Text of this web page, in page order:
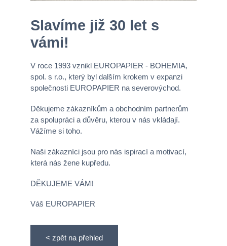
Slavíme již 30 let s
vámi!
V roce 1993 vznikl EUROPAPIER - BOHEMIA,
spol. s r.o., který byl dalším krokem v expanzi
společnosti EUROPAPIER na severovýchod.
Děkujeme zákazníkům a obchodním partnerům
za spolupráci a důvěru, kterou v nás vkládají.
Vážíme si toho.
Naši zákazníci jsou pro nás ispirací a motivací,
která nás žene kupředu.
DĚKUJEME VÁM!
Váš EUROPAPIER
< zpět na přehled